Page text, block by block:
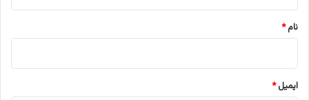
نام*
ایمیل*